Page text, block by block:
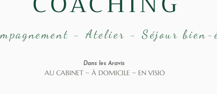
- Atelier - Séjour
Dans les Aravis
AU CABINET ~ À DOMICILE ~ EN VISIO